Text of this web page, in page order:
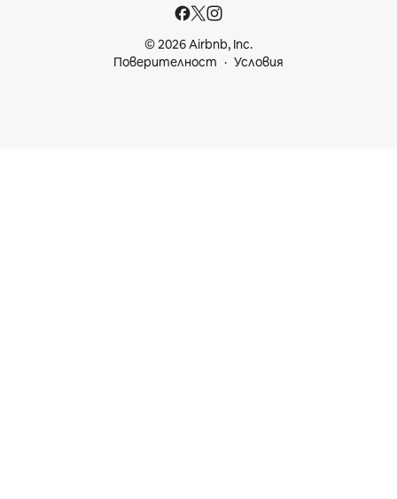
© 2026 Airbnb, Inc.
Поверителност
Условия